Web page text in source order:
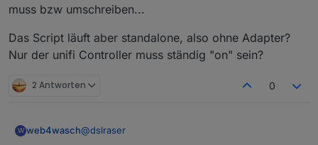
muss bzw umschreiben...
Das Script läuft aber standalone, also ohne Adapter?
Nur der unifi Controller muss ständig "on" sein?
2 Antworten 0
W web4wasch@dslraser